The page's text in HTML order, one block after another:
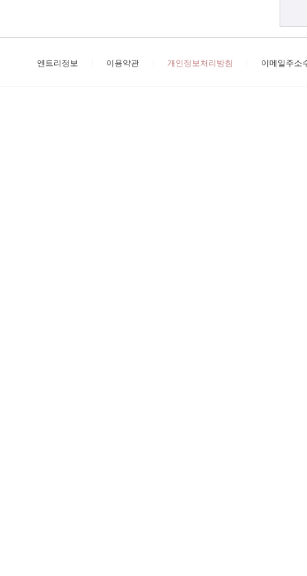
엔트리정보 이용약관 개인정보처리방침 이메일주소